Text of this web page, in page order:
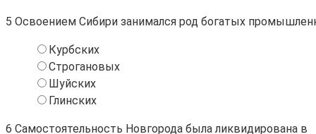
5 Освоением Сибири занимался род богатых
Курбских
Строгановых
Шуйских
Глинских
6 Самостоятельность Новгорода была ликвидирована в